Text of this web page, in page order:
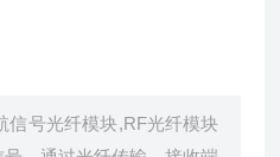
信号光纤模块,RF光纤模块